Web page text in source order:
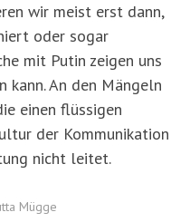
wir meist erst dann,
oder sogar
mit Putin zeigen uns
kann. An den Mängeln
einen flüssigen
der Kommunikation
nicht leitet.
Mügge